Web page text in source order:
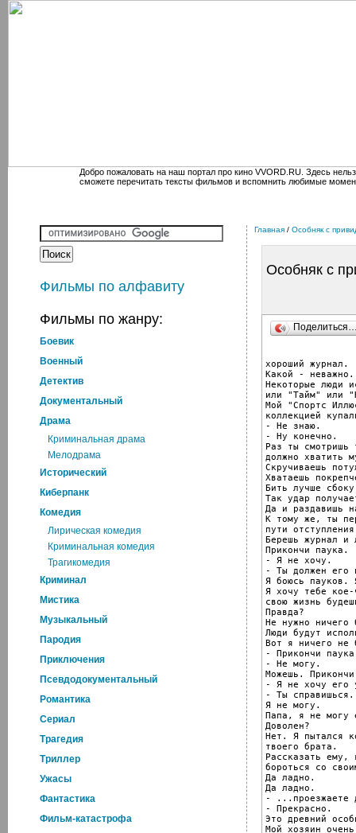
Добро пожаловать на наш портал про кино VVORD.RU. Здесь
сможете перечитать тексты фильмов и вспомнить любимые
Фильмы по алфавиту
Фильмы по жанру:
Боевик
Военный
Детектив
Документальный
Драма
Криминальная драма
Мелодрама
Исторический
Киберпанк
Комедия
Лирическая комедия
Криминальная комедия
Трагикомедия
Криминал
Мистика
Музыкальный
Пародия
Приключения
Псевдодокументальный
Романтика
Cериал
Трагедия
Триллер
Ужасы
Фантастика
Фильм-катастрофа
Главная / Особняк с
Особняк с
хороший журнал.
Какой - неважно.
Некоторые люди
или "Тайм" или
Мой "Спортс
коллекцией
- Не знаю.
- Ну конечно.
Раз ты смотришь
должно хватить
Скручиваешь
Хватаешь
Бить лучше
Так удар
Да и раздавишь
К тому же, ты
пути
Берешь журнал и
Прикончи паука.
- Я не хочу.
- Ты должен его
Я боюсь пауков.
Я хочу тебе
свою жизнь
Правда?
Не нужно ничего
Люди будут
Вот я ничего
- Прикончи
- Не могу.
Можешь.
- Я не хочу его
- Ты
Я не могу.
Папа, я не могу
Доволен?
Нет. Я пытался
твоего брата.
Рассказать ему,
бороться со
Да ладно.
Да ладно.
- ...проезжаете
- Прекрасно.
Это древний
Мой хозяин